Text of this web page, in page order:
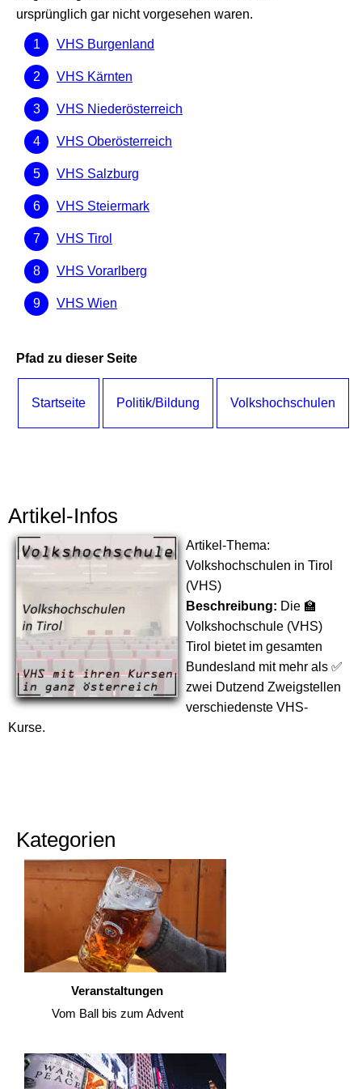
ursprünglich gar nicht vorgesehen waren.
VHS Burgenland
VHS Kärnten
VHS Niederösterreich
VHS Oberösterreich
VHS Salzburg
VHS Steiermark
VHS Tirol
VHS Vorarlberg
VHS Wien
Pfad zu dieser Seite
Startseite Politik/Bildung Volkshochschulen
Artikel-Infos
Artikel-Thema:
Volkshochschulen in Tirol
(VHS)
Beschreibung: Die 🏫
Volkshochschule (VHS)
Tirol bietet im gesamten
Bundesland mit mehr als ✅
zwei Dutzend Zweigstellen
verschiedenste VHS-
Kurse.
Kategorien
Veranstaltungen
Vom Ball bis zum Advent